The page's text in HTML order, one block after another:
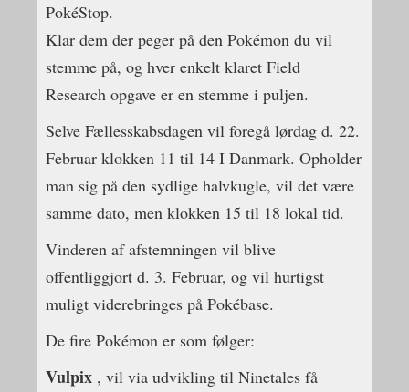
PokéStop.
Klar dem der peger på den Pokémon du vil
stemme på, og hver enkelt klaret Field
Research opgave er en stemme i puljen.
Selve Fællesskabsdagen vil foregå lørdag d. 22.
Februar klokken 11 til 14 I Danmark. Opholder
man sig på den sydlige halvkugle, vil det være
samme dato, men klokken 15 til 18 lokal tid.
Vinderen af afstemningen vil blive
offentliggjort d. 3. Februar, og vil hurtigst
muligt viderebringes på Pokébase.
De fire Pokémon er som følger:
Vulpix , vil via udvikling til Ninetales få